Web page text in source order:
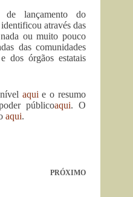
de lançamento do
através das
ou muito pouco
das comunidades
dos órgãos estatais
aqui e o resumo
públicoaqui. O
aqui.
PRÓXIMO